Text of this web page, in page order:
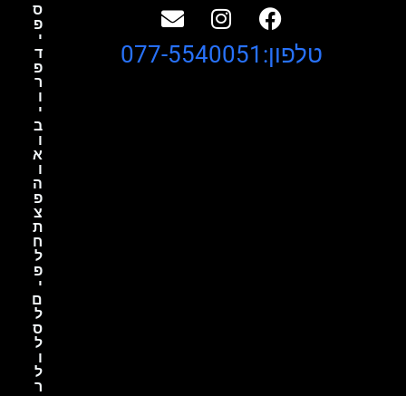
ס
פ
י
ד
פ
ר
ו
י
ב
ו
א
ו
ה
פ
צ
ת
ח
ל
פ
י
ם
ל
ס
ל
ו
ל
ר
טלפון:077-5540051